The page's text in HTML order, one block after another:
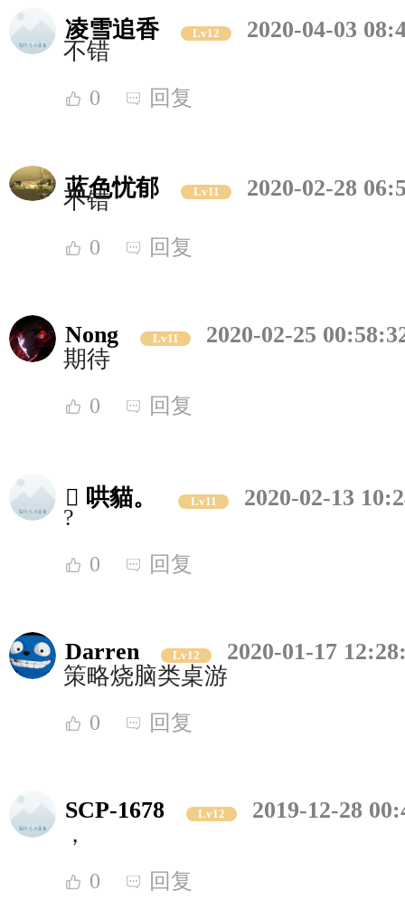
凌雪追香 Lv12
2020-04-03
不错
0 回复
蓝色忧郁 Lv11 2020-02-28
不错
0 回复
Nong Lv11
2020-02-25
期待
0 回复
 哄貓。 Lv11 2020-02-13
?
0 回复
Darren Lv12
2020-01-17
策略烧脑类桌游
0 回复
SCP-1678 Lv12
2019-12-28
，
0 回复